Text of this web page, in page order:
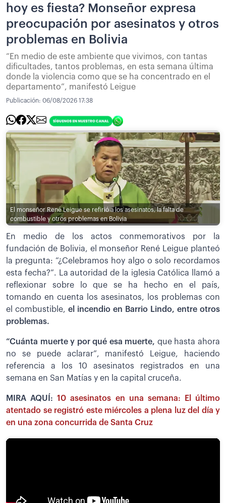
hoy es fiesta? Monseñor expresa
preocupación por asesinatos y otros
problemas en Bolivia
“En medio de este ambiente que vivimos, con tantas
dificultades, tantos problemas, en esta semana última
donde la violencia como que se ha concentrado en el
departamento”, manifestó Leigue
Publicación: 06/08/2026 17:38
El monseñor René Leigue se refirió a los asesinatos, la falta de
combustible y otros problemas en Bolivia
En medio de los actos conmemorativos por la
fundación de Bolivia, el monseñor René Leigue planteó
la pregunta: “¿Celebramos hoy algo o solo recordamos
esta fecha?”. La autoridad de la iglesia Católica llamó a
reflexionar sobre lo que se ha hecho en el país,
tomando en cuenta los asesinatos, los problemas con
el combustible, el incendio en Barrio Lindo, entre otros
problemas.
“Cuánta muerte y por qué esa muerte, que hasta ahora
no se puede aclarar”, manifestó Leigue, haciendo
referencia a los 10 asesinatos registrados en una
semana en San Matías y en la capital cruceña.
MIRA AQUÍ:10 asesinatos en una semana: El último
atentado se registró este miércoles a plena luz del día y
en una zona concurrida de Santa Cruz